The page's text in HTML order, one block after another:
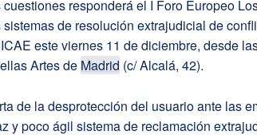
cuestiones responderá el I Foro Europeo
de resolución extrajudicial de
este viernes 11 de diciembre, desde
Artes de Madrid (c/ Alcalá, 42).
de la desprotección del usuario ante las
y poco ágil sistema de reclamación